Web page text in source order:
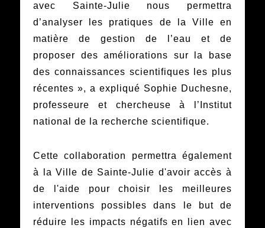
avec Sainte-Julie nous permettra
d’analyser les pratiques de la Ville en
matière de gestion de l’eau et de
proposer des améliorations sur la base
des connaissances scientifiques les plus
récentes », a expliqué Sophie Duchesne,
professeure et chercheuse à l’Institut
national de la recherche scientifique.
Cette collaboration permettra également
à la Ville de Sainte-Julie d'avoir accès à
de l'aide pour choisir les meilleures
interventions possibles dans le but de
réduire les impacts négatifs en lien avec